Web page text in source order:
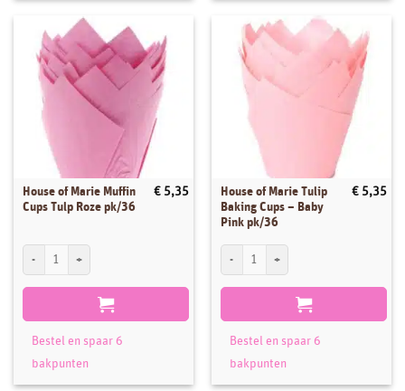
House of Marie Muffin
Cups Tulp Roze pk/36
€ 5,35
House of Marie Muffin Cups Tulp Roze pk/36 aantal
Bestel en spaar 6
bakpunten
House of Marie Tulip
Baking Cups – Baby
Pink pk/36
€ 5,35
House of Marie Tulip Baking Cups -
Bestel en spaar 6
bakpunten